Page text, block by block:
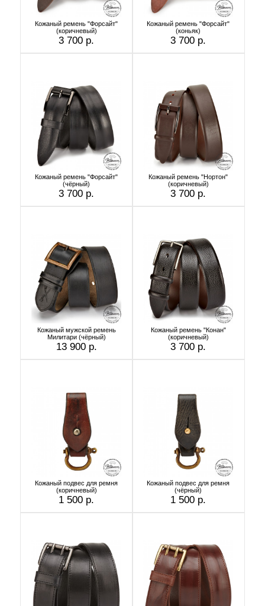
Кожаный ремень "Форсайт"
(коричневый)
3 700 р.
Кожаный ремень "Форсайт"
(коньяк)
3 700 р.
Кожаный ремень "Форсайт"
(чёрный)
3 700 р.
Кожаный ремень "Нортон"
(коричневый)
3 700 р.
Кожаный мужской ремень
Милитари (чёрный)
13 900 р.
Кожаный ремень "Конан"
(коричневый)
3 700 р.
Кожаный подвес для ремня
(коричневый)
1 500 р.
Кожаный подвес для ремня
(чёрный)
1 500 р.